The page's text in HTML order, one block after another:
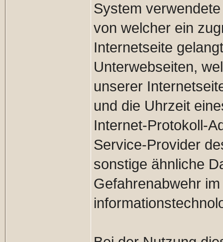
System
von welcher ein
Internetseite
Unterwebseiten,
unserer
und die Uhrzeit
Internet-Protokoll-
Service-Provider
sonstige ähnliche
Gefahrenabwehr